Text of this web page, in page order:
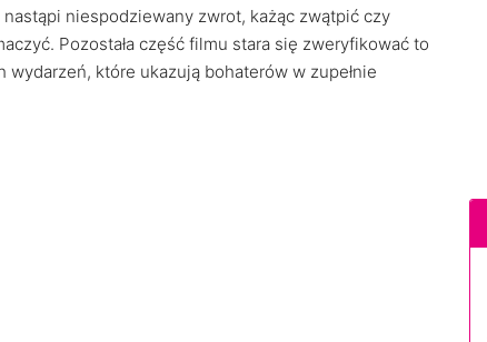
niespodziewany zwrot, każąc zwątpić czy
Pozostała część filmu stara się zweryfikować to
które ukazują bohaterów w zupełnie